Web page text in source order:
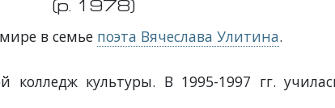
(р. 1978)
в семье поэта Вячеслава Улитина.
колледж культуры. В 1995-1997 гг.